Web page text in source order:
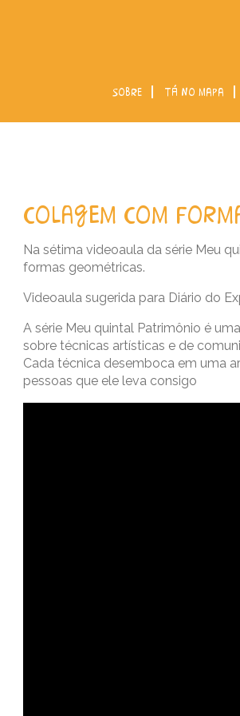
sobre tá no mapa
colagem com
Na sétima videoaula da série Meu
formas geométricas.
Videoaula sugerida para Diário do
A série Meu quintal Patrimônio é
sobre técnicas artísticas e de
Cada técnica desemboca em uma
pessoas que ele leva consigo